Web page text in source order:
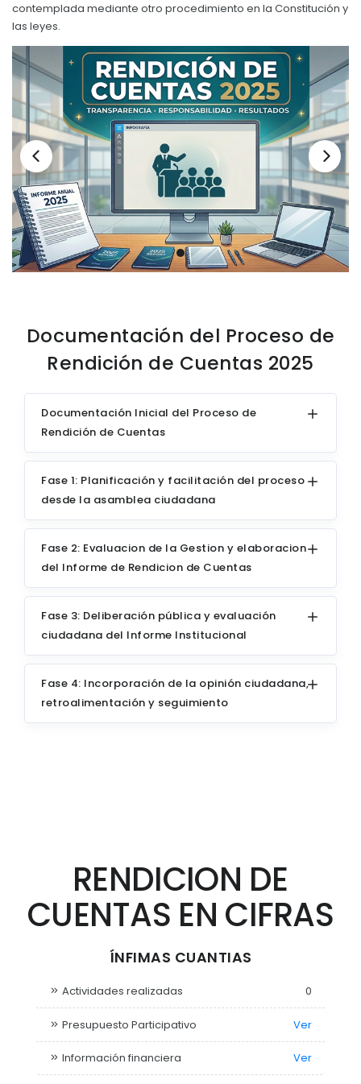
Plan Operativo Anual - POA
PRESUPUESTO: EJECUCIÓN Y REPORTES
Cédulas presupuestarias y balances
Procesos de contratación
Ejecución Presupuestaria
Obras y proyectos
contemplada mediante otro procedimiento en la Constitución y
las leyes.
Documentación del Proceso de
Rendición de Cuentas 2025
Documentación Inicial del Proceso de
Rendición de Cuentas
Fase 1: Planificación y facilitación del proceso
desde la asamblea ciudadana
Fase 2: Evaluacion de la Gestion y elaboracion
del Informe de Rendicion de Cuentas
Fase 3: Deliberación pública y evaluación
ciudadana del Informe Institucional
Fase 4: Incorporación de la opinión ciudadana,
retroalimentación y seguimiento
RENDICION DE
CUENTAS EN CIFRAS
ÍNFIMAS CUANTIAS
Actividades realizadas 0
Presupuesto Participativo Ver
Información financiera Ver